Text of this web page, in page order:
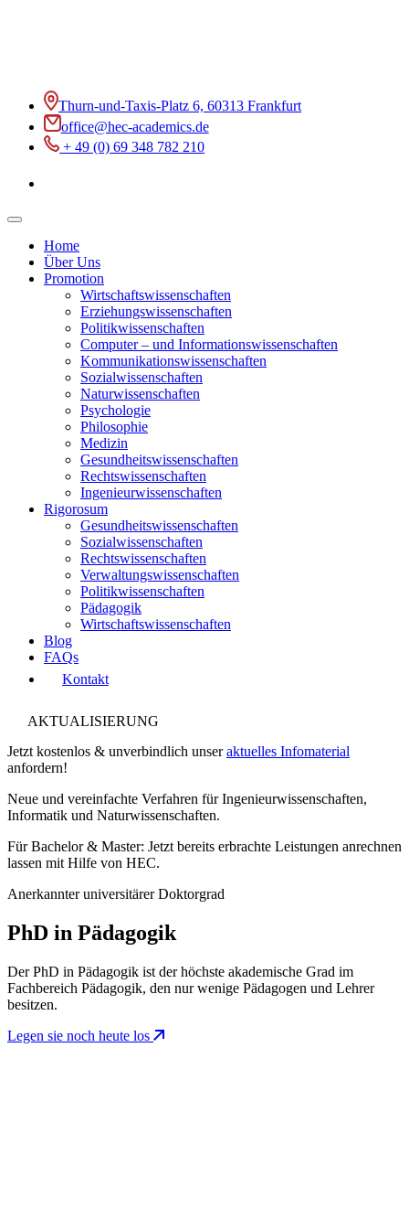
Thurn-und-Taxis-Platz 6, 60313 Frankfurt
office@hec-academics.de
+ 49 (0) 69 348 782 210
Home
Über Uns
Promotion
Wirtschaftswissenschaften
Erziehungswissenschaften
Politikwissenschaften
Computer – und Informationswissenschaften
Kommunikationswissenschaften
Sozialwissenschaften
Naturwissenschaften
Psychologie
Philosophie
Medizin
Gesundheitswissenschaften
Rechtswissenschaften
Ingenieurwissenschaften
Rigorosum
Gesundheitswissenschaften
Sozialwissenschaften
Rechtswissenschaften
Verwaltungswissenschaften
Politikwissenschaften
Pädagogik
Wirtschaftswissenschaften
Blog
FAQs
Kontakt
AKTUALISIERUNG
Jetzt kostenlos & unverbindlich unseraktuelles Infomaterial
anfordern!
Neue und vereinfachte Verfahren für Ingenieurwissenschaften,
Informatik und Naturwissenschaften.
Für Bachelor & Master: Jetzt bereits erbrachte Leistungen anrechnen
lassen mit Hilfe von HEC.
Anerkannter universitärer Doktorgrad
PhD in Pädagogik
Der PhD in Pädagogik ist der höchste akademische Grad im
Fachbereich Pädagogik, den nur wenige Pädagogen und Lehrer
besitzen.
Legen sie noch heute los